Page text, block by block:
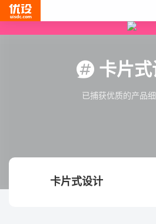
卡片
已捕获优质的产品
卡片式设计